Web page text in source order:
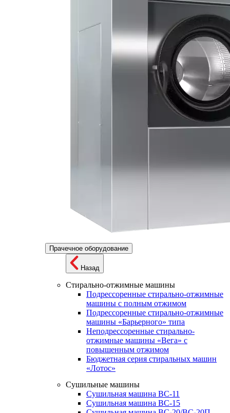
Прачечное оборудование
Назад
Стирально-отжимные машины
Подрессоренные стирально-отжимные
машины с полным отжимом
Подрессоренные стирально-отжимные
машины «Барьерного» типа
Неподрессоренные стирально-
отжимные машины «Вега» с
повышенным отжимом
Бюджетная серия стиральных машин
«Лотос»
Сушильные машины
Сушильная машина ВС-11
Сушильная машина ВС-15